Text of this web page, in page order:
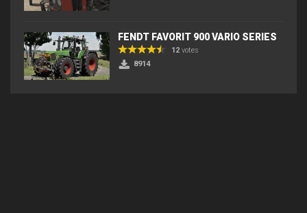
FENDT FAVORIT 900 VARIO SERIES
12 votes
8914